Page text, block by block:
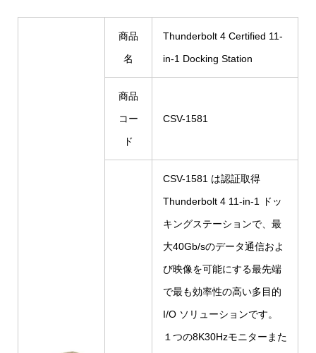
商品
名
Thunderbolt 4 Certified 11-
in-1 Docking Station
商品
コー
ド
CSV-1581
CSV-1581 は認証取得
Thunderbolt 4 11-in-1 ドッ
キングステーションで、最
大40Gb/sのデータ通信およ
び映像を可能にする最先端
で最も効率性の高い多目的
I/O ソリューションです。
１つの8K30Hzモニターまた